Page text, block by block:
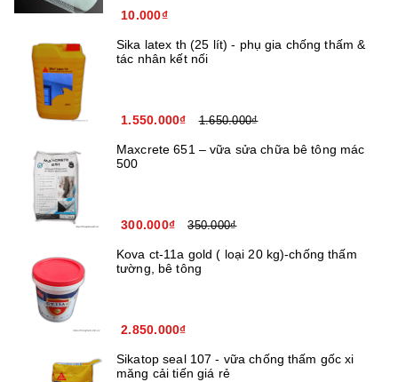
10.000₫
Sika latex th (25 lít) - phụ gia chống thấm &
tác nhân kết nối
1.550.000₫ 1.650.000₫
Maxcrete 651 – vữa sửa chữa bê tông mác
500
300.000₫ 350.000₫
Kova ct-11a gold ( loại 20 kg)-chống thấm
tường, bê tông
2.850.000₫
Sikatop seal 107 - vữa chống thấm gốc xi
măng cải tiến giá rẻ